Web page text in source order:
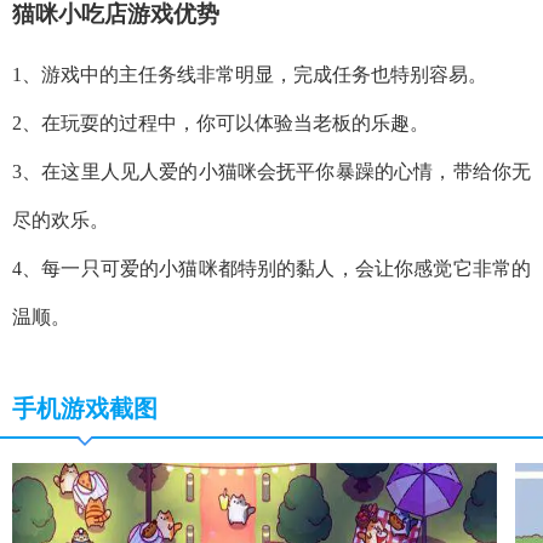
猫咪小吃店游戏优势
1、游戏中的主任务线非常明显，完成任务也特别容易。
2、在玩耍的过程中，你可以体验当老板的乐趣。
3、在这里人见人爱的小猫咪会抚平你暴躁的心情，带给你无
尽的欢乐。
4、每一只可爱的小猫咪都特别的黏人，会让你感觉它非常的
温顺。
手机游戏截图